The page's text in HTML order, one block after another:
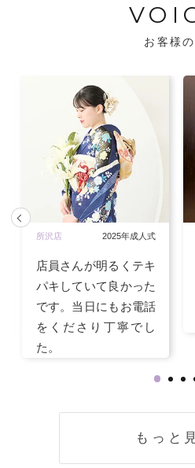
お客様
所沢店 2025年成人式
店員さんが明るくテキ
パキしていて良かった
です。当日にもお電話
をくださり丁寧でし
た。
もっと